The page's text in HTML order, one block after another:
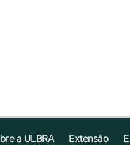
a ULBRA Extensão